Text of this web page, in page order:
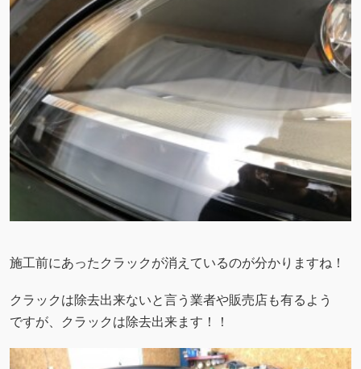
施工前にあったクラックが消えているのが分かりますね！
クラックは除去出来ないと言う業者や販売店も有るよう
ですが、クラックは除去出来ます！！